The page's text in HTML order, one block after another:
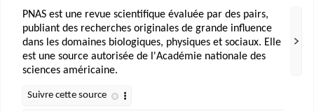
PNAS est une revue scientifique évaluée par des pairs,
publiant des recherches originales de grande influence
dans les domaines biologiques, physiques et sociaux. Elle
est une source autorisée de l'Académie nationale des
sciences américaine.